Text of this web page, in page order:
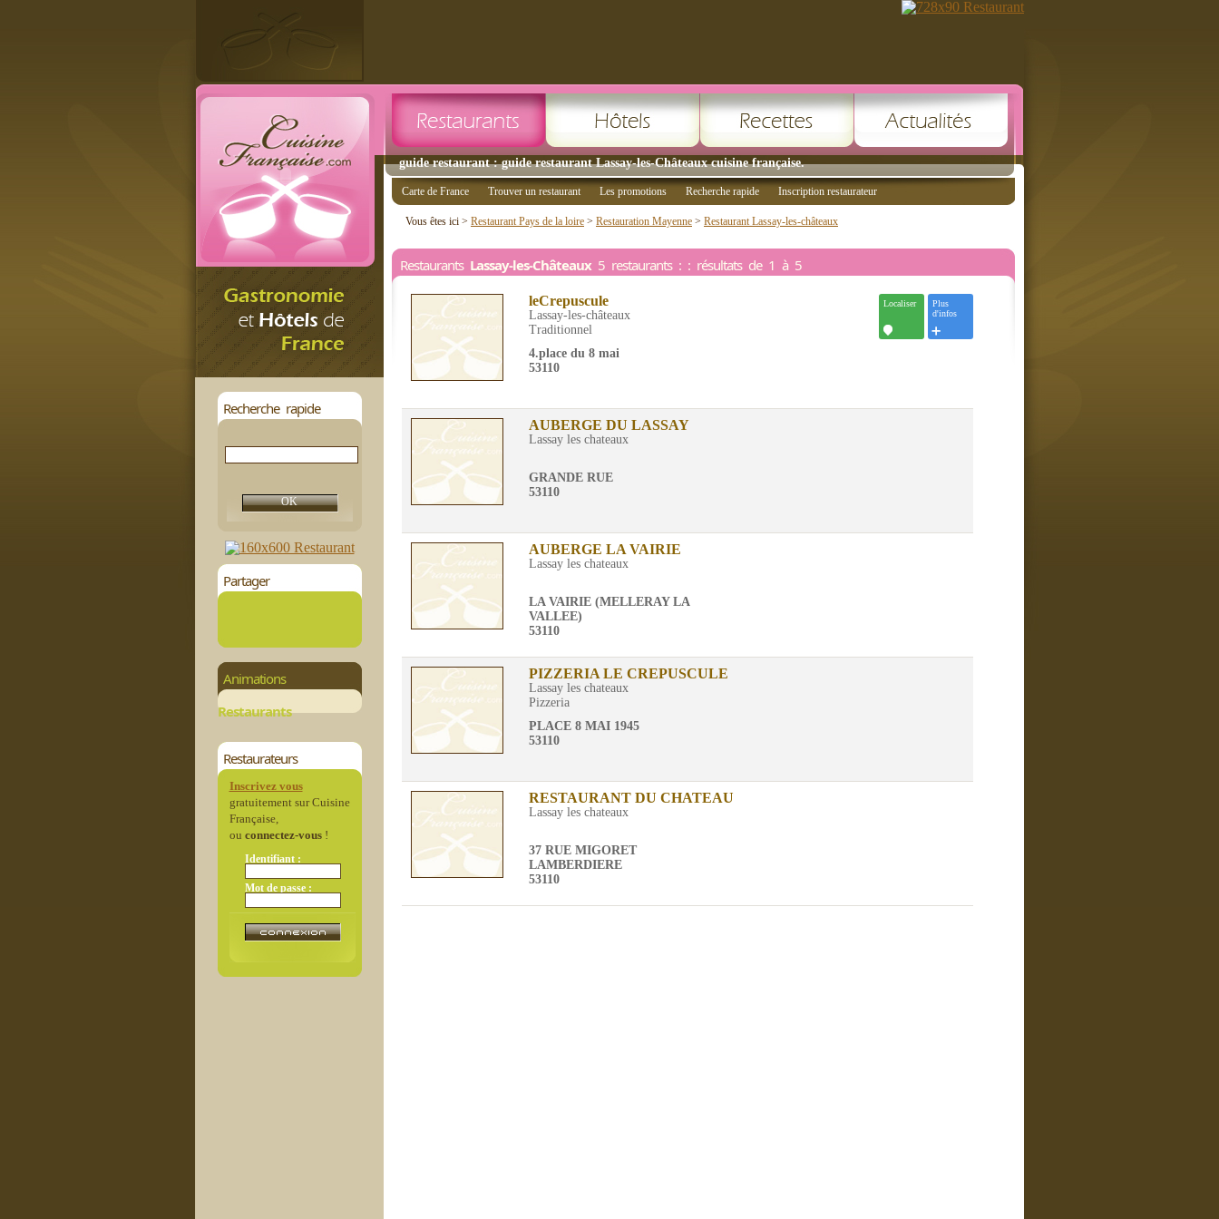
guide restaurant : guide restaurant Lassay-les-Châteaux cuisine française.
Recherche rapide
Partager
Animations
Restaurants
Restaurateurs
Inscrivez vous
gratuitement sur Cuisine
Française,
ou connectez-vous!
Identifiant :
Mot de passe :
Carte de France Trouver un restaurant Les promotions Recherche rapide Inscription restaurateur
Vous êtes ici > Restaurant Pays de la loire > Restauration Mayenne > Restaurant Lassay-les-châteaux
Restaurants Lassay-les-Châteaux5 restaurants : : résultats de 1 à 5
leCrepuscule
Lassay-les-châteaux
Traditionnel
4.place du 8 mai
53110
Plus
d'infos
Localiser
AUBERGE DU LASSAY
Lassay les chateaux
GRANDE RUE
53110
AUBERGE LA VAIRIE
Lassay les chateaux
LA VAIRIE (MELLERAY LA
VALLEE)
53110
PIZZERIA LE CREPUSCULE
Lassay les chateaux
Pizzeria
PLACE 8 MAI 1945
53110
RESTAURANT DU CHATEAU
Lassay les chateaux
37 RUE MIGORET
LAMBERDIERE
53110